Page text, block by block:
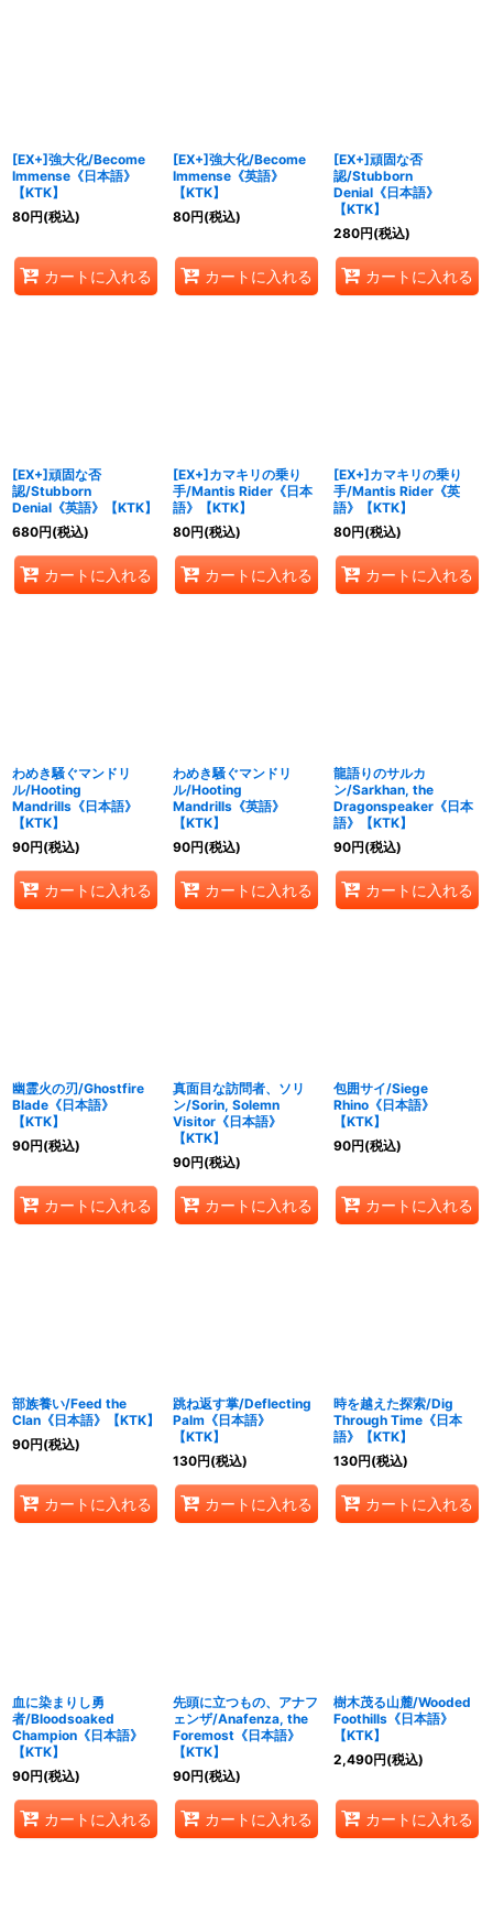
[EX+]強大化/Become
Immense《日本語》
【KTK】
80円(税込)
カートに入れる
[EX+]強大化/Become
Immense《英語》
【KTK】
80円(税込)
カートに入れる
[EX+]頑固な否
認/Stubborn
Denial《日本語》
【KTK】
280円(税込)
カートに入れる
[EX+]頑固な否
認/Stubborn
Denial《英語》【KTK】
680円(税込)
カートに入れる
[EX+]カマキリの乗り
手/Mantis Rider《日本
語》【KTK】
80円(税込)
カートに入れる
[EX+]カマキリの乗り
手/Mantis Rider《英
語》【KTK】
80円(税込)
カートに入れる
わめき騒ぐマンドリ
ル/Hooting
Mandrills《日本語》
【KTK】
90円(税込)
カートに入れる
わめき騒ぐマンドリ
ル/Hooting
Mandrills《英語》
【KTK】
90円(税込)
カートに入れる
龍語りのサルカ
ン/Sarkhan, the
Dragonspeaker《日本
語》【KTK】
90円(税込)
カートに入れる
幽霊火の刃/Ghostfire
Blade《日本語》
【KTK】
90円(税込)
カートに入れる
真面目な訪問者、ソリ
ン/Sorin, Solemn
Visitor《日本語》
【KTK】
90円(税込)
カートに入れる
包囲サイ/Siege
Rhino《日本語》
【KTK】
90円(税込)
カートに入れる
部族養い/Feed the
Clan《日本語》【KTK】
90円(税込)
カートに入れる
跳ね返す掌/Deflecting
Palm《日本語》
【KTK】
130円(税込)
カートに入れる
時を越えた探索/Dig
Through Time《日本
語》【KTK】
130円(税込)
カートに入れる
血に染まりし勇
者/Bloodsoaked
Champion《日本語》
【KTK】
90円(税込)
カートに入れる
先頭に立つもの、アナフ
ェンザ/Anafenza, the
Foremost《日本語》
【KTK】
90円(税込)
カートに入れる
樹木茂る山麓/Wooded
Foothills《日本語》
【KTK】
2,490円(税込)
カートに入れる